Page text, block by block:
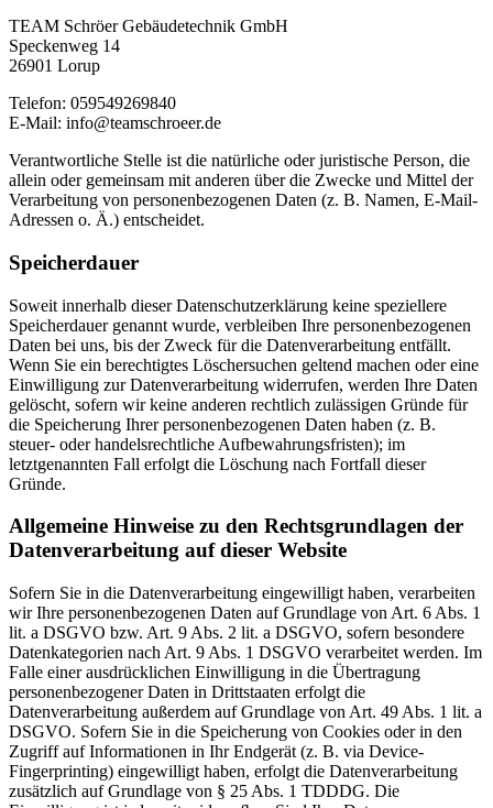
TEAM Schröer Gebäudetechnik GmbH
Speckenweg 14
26901 Lorup
Telefon: 059549269840
E-Mail: info@teamschroeer.de
Verantwortliche Stelle ist die natürliche oder juristische Person, die
allein oder gemeinsam mit anderen über die Zwecke und Mittel der
Verarbeitung von personenbezogenen Daten (z. B. Namen, E-Mail-
Adressen o. Ä.) entscheidet.
Speicherdauer
Soweit innerhalb dieser Datenschutzerklärung keine speziellere
Speicherdauer genannt wurde, verbleiben Ihre personenbezogenen
Daten bei uns, bis der Zweck für die Datenverarbeitung entfällt.
Wenn Sie ein berechtigtes Löschersuchen geltend machen oder eine
Einwilligung zur Datenverarbeitung widerrufen, werden Ihre Daten
gelöscht, sofern wir keine anderen rechtlich zulässigen Gründe für
die Speicherung Ihrer personenbezogenen Daten haben (z. B.
steuer- oder handelsrechtliche Aufbewahrungsfristen); im
letztgenannten Fall erfolgt die Löschung nach Fortfall dieser
Gründe.
Allgemeine Hinweise zu den Rechtsgrundlagen der
Datenverarbeitung auf dieser Website
Sofern Sie in die Datenverarbeitung eingewilligt haben, verarbeiten
wir Ihre personenbezogenen Daten auf Grundlage von Art. 6 Abs. 1
lit. a DSGVO bzw. Art. 9 Abs. 2 lit. a DSGVO, sofern besondere
Datenkategorien nach Art. 9 Abs. 1 DSGVO verarbeitet werden. Im
Falle einer ausdrücklichen Einwilligung in die Übertragung
personenbezogener Daten in Drittstaaten erfolgt die
Datenverarbeitung außerdem auf Grundlage von Art. 49 Abs. 1 lit. a
DSGVO. Sofern Sie in die Speicherung von Cookies oder in den
Zugriff auf Informationen in Ihr Endgerät (z. B. via Device-
Fingerprinting) eingewilligt haben, erfolgt die Datenverarbeitung
zusätzlich auf Grundlage von § 25 Abs. 1 TDDDG. Die